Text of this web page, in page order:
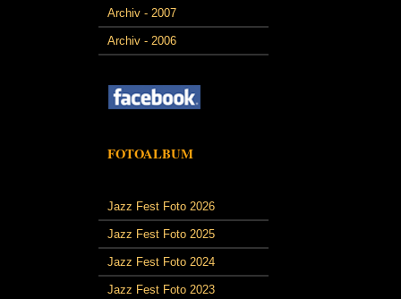
Archiv - 2007
Archiv - 2006
FOTOALBUM
Jazz Fest Foto 2026
Jazz Fest Foto 2025
Jazz Fest Foto 2024
Jazz Fest Foto 2023